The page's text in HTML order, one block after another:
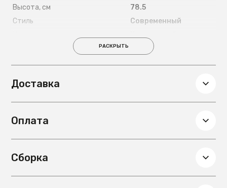
Высота, см
78.5
Стиль
Современный
Дерево
Глубина, см
59.6
Вес, кг
Подлокотники
Материал обивки
Экокожа
РАСКРЫТЬ
Доставка
Оплата
Сборка